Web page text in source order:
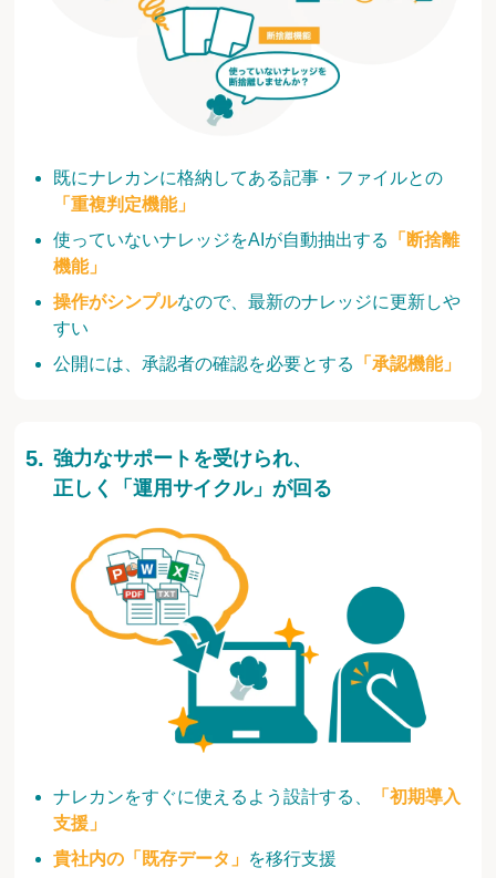
既にナレカンに格納してある記事・ファイルとの
「重複判定機能」
使っていないナレッジをAIが自動抽出する
「断捨離
機能」
操作がシンプルなので、最新のナレッジに更新しや
すい
公開には、承認者の確認を必要とする
「承認機能」
ナレカンをすぐに使えるよう設計する、
「初期導入
支援」
貴社内の「既存データ」 を移行支援
強力なサポートを受けられ、
正しく「運用サイクル」が回る